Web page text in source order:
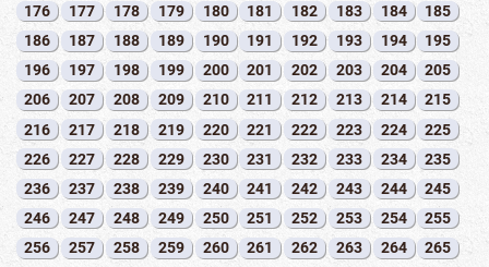
176
177 178 179 180 181 182 183 184
185
186
187 188 189 190 191 192 193 194
195
196
197 198 199 200 201 202 203 204
205
206
207 208 209 210 211 212 213 214
215
216
217 218 219 220 221 222 223 224
225
226
227 228 229 230 231 232 233 234
235
236
237 238 239 240 241 242 243 244
245
246
247 248 249 250 251 252 253 254
255
256
257 258 259 260 261 262 263 264
265